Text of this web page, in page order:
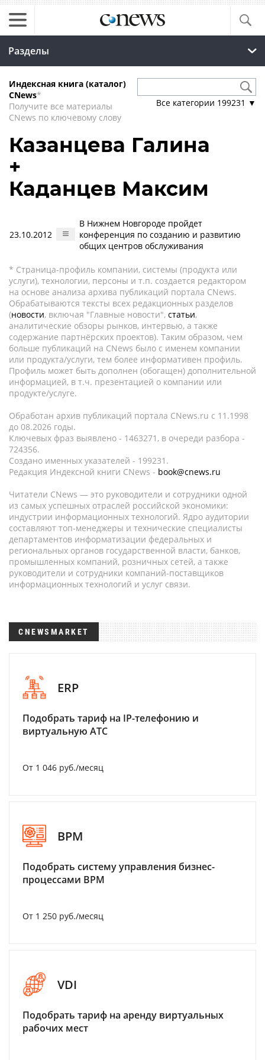
Разделы
Индексная книга (каталог)
CNews*
Получите все материалы
CNews по ключевому слову
Все категории 199231 ▼
Казанцева Галина
+
Каданцев Максим
23.10.2012
В Нижнем Новгороде пройдет
конференция по созданию и развитию
общих центров обслуживания
* Страница-профиль компании, системы (продукта или
услуги), технологии, персоны и т.п. создается редактором
на основе анализа архива публикаций портала CNews.
Обрабатываются тексты всех редакционных разделов
(новости, включая "Главные новости", статьи,
аналитические обзоры рынков, интервью, а также
содержание партнёрских проектов). Таким образом, чем
больше публикаций на CNews было с именем компании
или продукта/услуги, тем более информативен профиль.
Профиль может быть дополнен (обогащен) дополнительной
информацией, в т.ч. презентацией о компании или
продукте/услуге.
Обработан архив публикаций портала CNews.ru c 11.1998
до 08.2026 годы.
Ключевых фраз выявлено - 1463271, в очереди разбора -
724356.
Создано именных указателей - 199231.
Редакция Индексной книги CNews - book@cnews.ru
Читатели CNews — это руководители и сотрудники одной
из самых успешных отраслей российской экономики:
индустрии информационных технологий. Ядро аудитории
составляют топ-менеджеры и технические специалисты
департаментов информатизации федеральных и
региональных органов государственной власти, банков,
промышленных компаний, розничных сетей, а также
руководители и сотрудники компаний-поставщиков
информационных технологий и услуг связи.
CNEWSMARKET
ERP
Подобрать тариф на IP-телефонию и
виртуальную АТС
От 1 046 руб./месяц
BPM
Подобрать систему управления бизнес-
процессами BPM
От 1 250 руб./месяц
VDI
Подобрать тариф на аренду виртуальных
рабочих мест